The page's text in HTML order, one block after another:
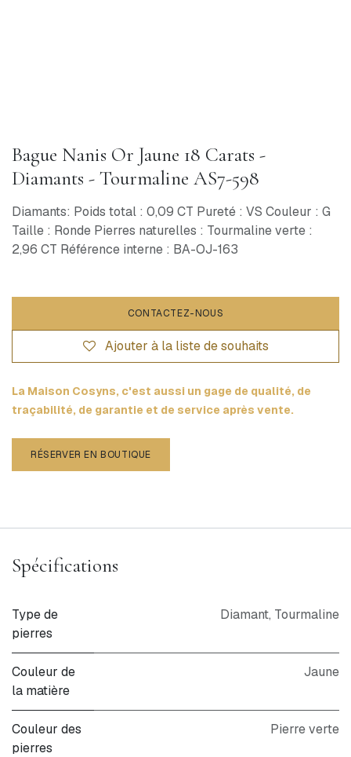
Bague Nanis Or Jaune 18 Carats -
Diamants - Tourmaline AS7-598
Diamants: Poids total : 0,09 CT Pureté : VS Couleur : G
Taille : Ronde Pierres naturelles : Tourmaline verte :
2,96 CT Référence interne : BA-OJ-163
CONTACTEZ-NOUS
Ajouter à la liste de souhaits
La Maison Cosyns, c'est aussi un gage de qualité, de
traçabilité, de garantie et de service après vente.
RÉSERVER EN BOUTIQUE
Spécifications
Type de
pierres
Diamant, Tourmaline
Couleur de
la matière
Jaune
Couleur des
pierres
Pierre verte